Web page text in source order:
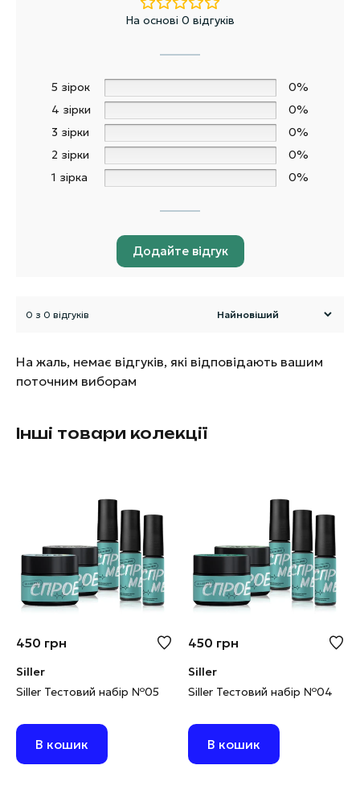
На основі 0 відгуків
5 зірок
0%
4 зірки
0%
3 зірки
0%
2 зірки
0%
1 зірка
0%
Додайте відгук
0 з 0 відгуків
На жаль, немає відгуків, які відповідають вашим
поточним виборам
Інші товари колекції
450 грн
Siller
Siller Тестовий набір №05
В кошик
450 грн
Siller
Siller Тестовий набір №04
В кошик